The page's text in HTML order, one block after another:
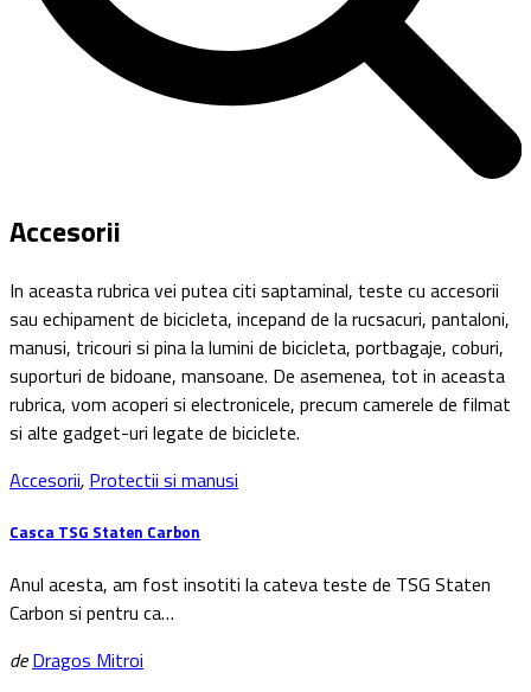
Accesorii
In aceasta rubrica vei putea citi saptaminal, teste cu accesorii
sau echipament de bicicleta, incepand de la rucsacuri, pantaloni,
manusi, tricouri si pina la lumini de bicicleta, portbagaje, coburi,
suporturi de bidoane, mansoane. De asemenea, tot in aceasta
rubrica, vom acoperi si electronicele, precum camerele de filmat
si alte gadget-uri legate de biciclete.
Accesorii, Protectii si manusi
Casca TSG Staten Carbon
Anul acesta, am fost insotiti la cateva teste de TSG Staten
Carbon si pentru ca…
de Dragos Mitroi